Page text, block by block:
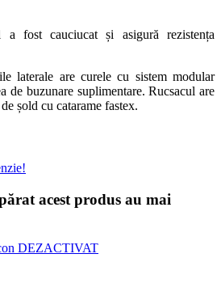
a fost cauciucat și asigură rezistența
laterale are curele cu sistem modular
de buzunare suplimentare. Rucsacul are
șold cu catarame fastex.
acest produs au mai